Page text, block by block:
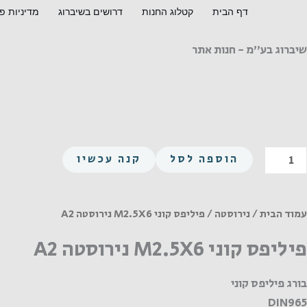
דף הבית קטלוג החנות דרושים בשיברוג מדיניות
שיברוג בע"מ - חנות אתר
כמות
של
קוני
נירוסטה
הוספה לסל קנה עכשיו
עמוד הבית/נירוסטה/ פיליפס קוני M2.5X6 נירוסטה A2
פיליפס קוני M2.5X6 נירוסטה A2
בורג פיליפס קוני
DIN965